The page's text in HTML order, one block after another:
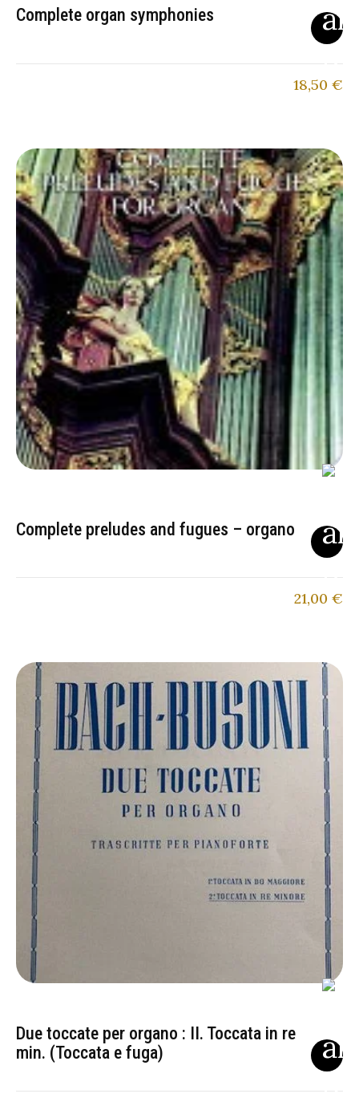
Complete organ symphonies
18,50 €
Complete preludes and fugues – organo
21,00 €
Due toccate per organo : II. Toccata in re
min. (Toccata e fuga)